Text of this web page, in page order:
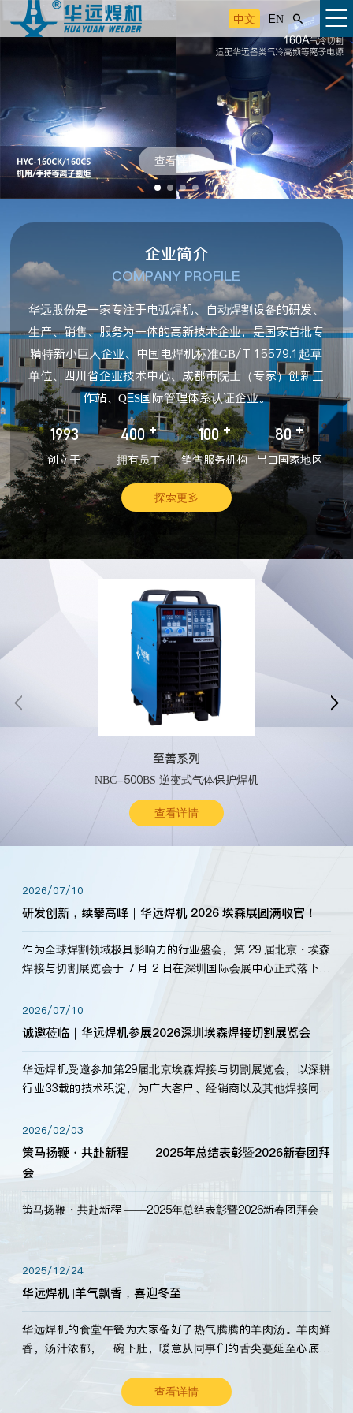
中文 EN 
查看详情
企业简介
COMPANY PROFILE
华远股份是一家专注于电弧焊机、自动焊割设备的研发、
生产、销售、服务为一体的高新技术企业，是国家首批专
精特新小巨人企业、中国电焊机标准GB/T 15579.1起草
单位、四川省企业技术中心、成都市院士（专家）创新工
作站、QES国际管理体系认证企业。
1993
创立于
400 +
拥有员工
100 +
销售服务机构
80 +
出口国家地区
探索更多
至善系列
NBC-500BS 逆变式气体保护焊机
查看详情
 
2026/07/10
研发创新，续攀高峰｜华远焊机 2026 埃森展圆满收官！
作为全球焊割领域极具影响力的行业盛会，第 29 届北京・埃森
焊接与切割展览会于 7 月 2 日在深圳国际会展中心正式落下帷
标准，持之以恒研发新产品、新技术。新老客户、行业伙伴、
海内外客户为目睹公司发布的新产…
2026/07/10
诚邀莅临｜华远焊机参展2026深圳埃森焊接切割展览会
华远焊机受邀参加第29届北京埃森焊接与切割展览会，以深耕
行业33载的技术积淀，为广大客户、经销商以及其他焊接同仁
2026/02/03
策马扬鞭・共赴新程 ——2025年总结表彰暨2026新春团拜
会
策马扬鞭・共赴新程 ——2025年总结表彰暨2026新春团拜会
2025/12/24
华远焊机 |羊气飘香，喜迎冬至
华远焊机的食堂午餐为大家备好了热气腾腾的羊肉汤。羊肉鲜
香，汤汁浓郁，一碗下肚，暖意从同事们的舌尖蔓延至心底。
查看详情